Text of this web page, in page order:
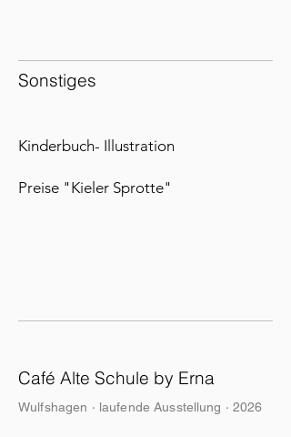
Sonstiges
Kinderbuch- Illustration
Preise "Kieler Sprotte"
Café Alte Schule by Erna
Wulfshagen · laufende Ausstellung · 2026